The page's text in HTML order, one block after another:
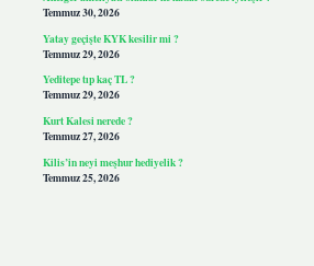
Temmuz 30, 2026
Yatay geçişte KYK kesilir mi ?
Temmuz 29, 2026
Yeditepe tıp kaç TL ?
Temmuz 29, 2026
Kurt Kalesi nerede ?
Temmuz 27, 2026
Kilis’in neyi meşhur hediyelik ?
Temmuz 25, 2026